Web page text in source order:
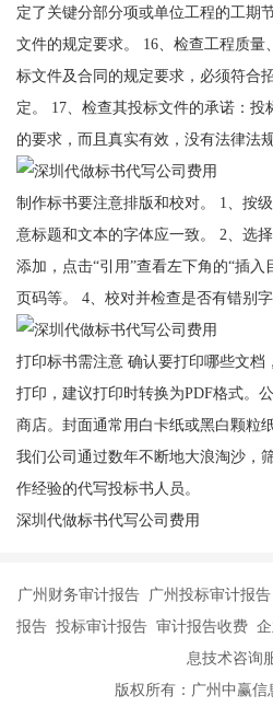
定了关键分部分项或单位工程的工期
文件的规定要求。 16、检查工程质量
标文件及合同的规定要求，必须符合
定。 17、检查其投标文件的承诺：
的要求，而且真实有效，没有法律法
制作标书要注意排版和校对。 1、按
意标题和文本的字体应一致。 2、选
添加，点击“引用”查看左下角的“插入
页码等。 4、校对并检查是否有错别字
打印标书需注意 确认要打印哪些文档
打印，建议打印时转换为PDF格式。
商店。封面通常用白卡纸或黑白颗粒纸
我们公司通过数年不断地大浪淘沙，
作经验的代写投标书人员。
深圳代做标书代写公司费用
广州财务审计报告 广州投标审计报
报告 投标审计报告 审计报告收费
息技术咨询
版权所有：广州中赢信